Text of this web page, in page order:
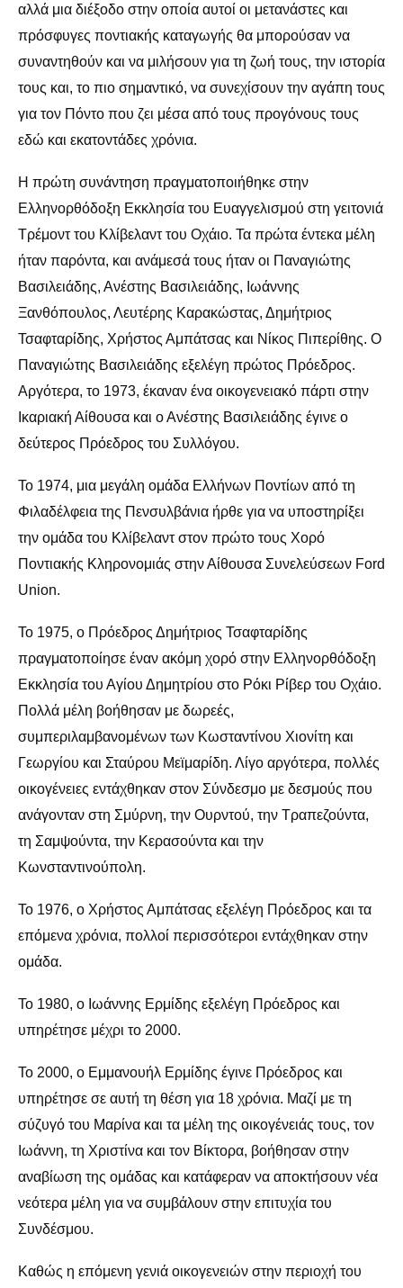
αλλά μια διέξοδο στην οποία αυτοί οι μετανάστες και
πρόσφυγες ποντιακής καταγωγής θα μπορούσαν να
συναντηθούν και να μιλήσουν για τη ζωή τους, την ιστορία
τους και, το πιο σημαντικό, να συνεχίσουν την αγάπη τους
για τον Πόντο που ζει μέσα από τους προγόνους τους
εδώ και εκατοντάδες χρόνια.
Η πρώτη συνάντηση πραγματοποιήθηκε στην
Ελληνορθόδοξη Εκκλησία του Ευαγγελισμού στη γειτονιά
Τρέμοντ του Κλίβελαντ του Οχάιο. Τα πρώτα έντεκα μέλη
ήταν παρόντα, και ανάμεσά τους ήταν οι Παναγιώτης
Βασιλειάδης, Ανέστης Βασιλειάδης, Ιωάννης
Ξανθόπουλος, Λευτέρης Καρακώστας, Δημήτριος
Τσαφταρίδης, Χρήστος Αμπάτσας και Νίκος Πιπερίθης. Ο
Παναγιώτης Βασιλειάδης εξελέγη πρώτος Πρόεδρος.
Αργότερα, το 1973, έκαναν ένα οικογενειακό πάρτι στην
Ικαριακή Αίθουσα και ο Ανέστης Βασιλειάδης έγινε ο
δεύτερος Πρόεδρος του Συλλόγου.
Το 1974, μια μεγάλη ομάδα Ελλήνων Ποντίων από τη
Φιλαδέλφεια της Πενσυλβάνια ήρθε για να υποστηρίξει
την ομάδα του Κλίβελαντ στον πρώτο τους Χορό
Ποντιακής Κληρονομιάς στην Αίθουσα Συνελεύσεων Ford
Union.
Το 1975, ο Πρόεδρος Δημήτριος Τσαφταρίδης
πραγματοποίησε έναν ακόμη χορό στην Ελληνορθόδοξη
Εκκλησία του Αγίου Δημητρίου στο Ρόκι Ρίβερ του Οχάιο.
Πολλά μέλη βοήθησαν με δωρεές,
συμπεριλαμβανομένων των Κωσταντίνου Χιονίτη και
Γεωργίου και Σταύρου Μεϊμαρίδη. Λίγο αργότερα, πολλές
οικογένειες εντάχθηκαν στον Σύνδεσμο με δεσμούς που
ανάγονταν στη Σμύρνη, την Ουρντού, την Τραπεζούντα,
τη Σαμψούντα, την Κερασούντα και την
Κωνσταντινούπολη.
Το 1976, ο Χρήστος Αμπάτσας εξελέγη Πρόεδρος και τα
επόμενα χρόνια, πολλοί περισσότεροι εντάχθηκαν στην
ομάδα.
Το 1980, ο Ιωάννης Ερμίδης εξελέγη Πρόεδρος και
υπηρέτησε μέχρι το 2000.
Το 2000, ο Εμμανουήλ Ερμίδης έγινε Πρόεδρος και
υπηρέτησε σε αυτή τη θέση για 18 χρόνια. Μαζί με τη
σύζυγό του Μαρίνα και τα μέλη της οικογένειάς τους, τον
Ιωάννη, τη Χριστίνα και τον Βίκτορα, βοήθησαν στην
αναβίωση της ομάδας και κατάφεραν να αποκτήσουν νέα
νεότερα μέλη για να συμβάλουν στην επιτυχία του
Συνδέσμου.
Καθώς η επόμενη γενιά οικογενειών στην περιοχή του